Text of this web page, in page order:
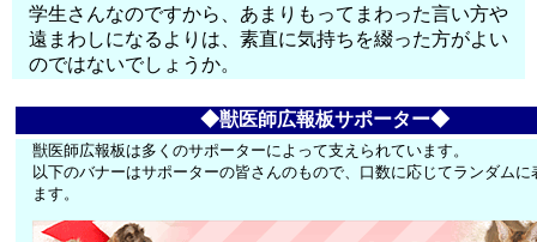
学生さんなのですから、あまりもってまわった言い方や
遠まわしになるよりは、素直に気持ちを綴った方がよい
のではないでしょうか。
◆獣医師広報板サポーター◆
獣医師広報板は多くのサポーターによって支えられています。
以下のバナーはサポーターの皆さんのもので、口数に応じてランダムに
ます。